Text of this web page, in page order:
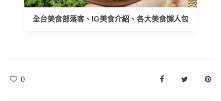
全台美食部落客、IG美食介紹、各大美食懶人包
0